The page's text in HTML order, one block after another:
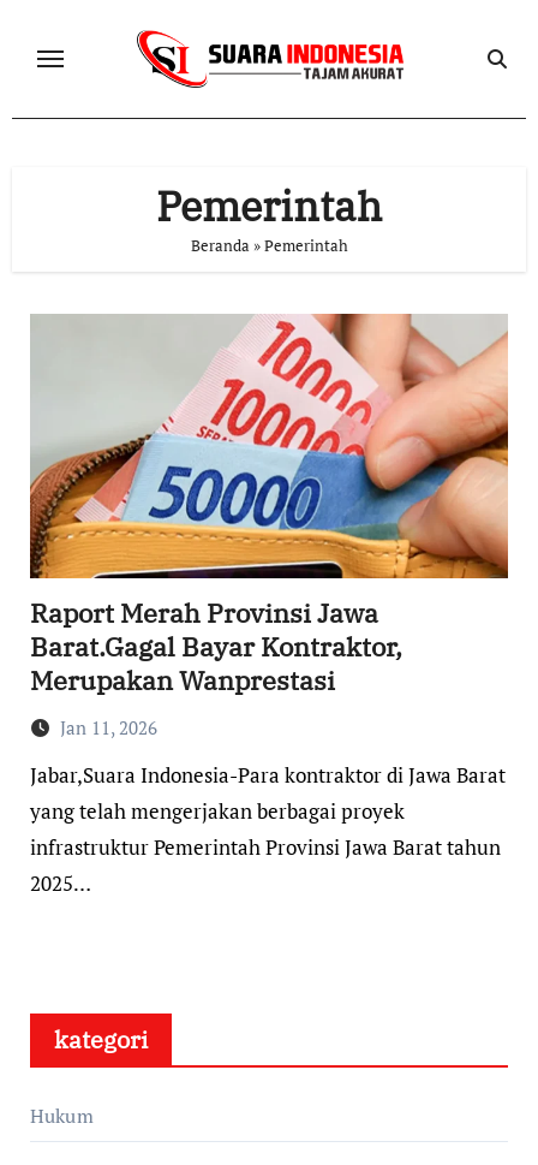
Pemerintah
Beranda »Pemerintah
Raport Merah Provinsi Jawa
Barat.Gagal Bayar Kontraktor,
Merupakan Wanprestasi
Jan 11, 2026
Jabar,Suara Indonesia-Para kontraktor di Jawa Barat
yang telah mengerjakan berbagai proyek
infrastruktur Pemerintah Provinsi Jawa Barat tahun
2025…
kategori
Hukum